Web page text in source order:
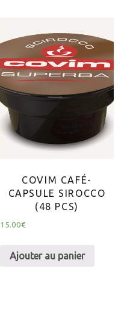
COVIM CAFÉ-
CAPSULE SIROCCO
(48 PCS)
15.00€
Ajouter au panier